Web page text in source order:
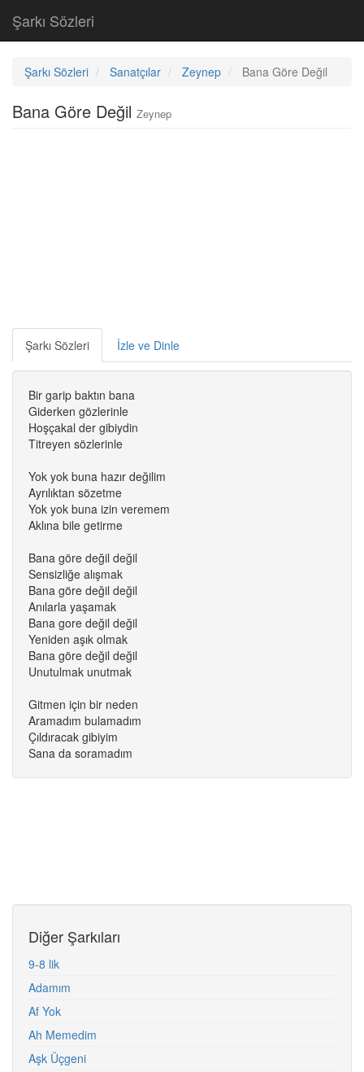
Şarkı Sözleri
Şarkı Sözleri Sanatçılar Zeynep Bana Göre Değil
Bana Göre Değil Zeynep
Şarkı Sözleri İzle ve Dinle
Bir garip baktın bana
Giderken gözlerinle
Hoşçakal der gibiydin
Titreyen sözlerinle
Yok yok buna hazır değilim
Ayrılıktan sözetme
Yok yok buna izin veremem
Aklına bile getirme
Bana göre değil değil
Sensizliğe alışmak
Bana göre değil değil
Anılarla yaşamak
Bana gore değil değil
Yeniden aşık olmak
Bana göre değil değil
Unutulmak unutmak
Gitmen için bir neden
Aramadım bulamadım
Çıldıracak gibiyim
Sana da soramadım
Diğer Şarkıları
9-8 lik
Adamım
Af Yok
Ah Memedim
Aşk Üçgeni